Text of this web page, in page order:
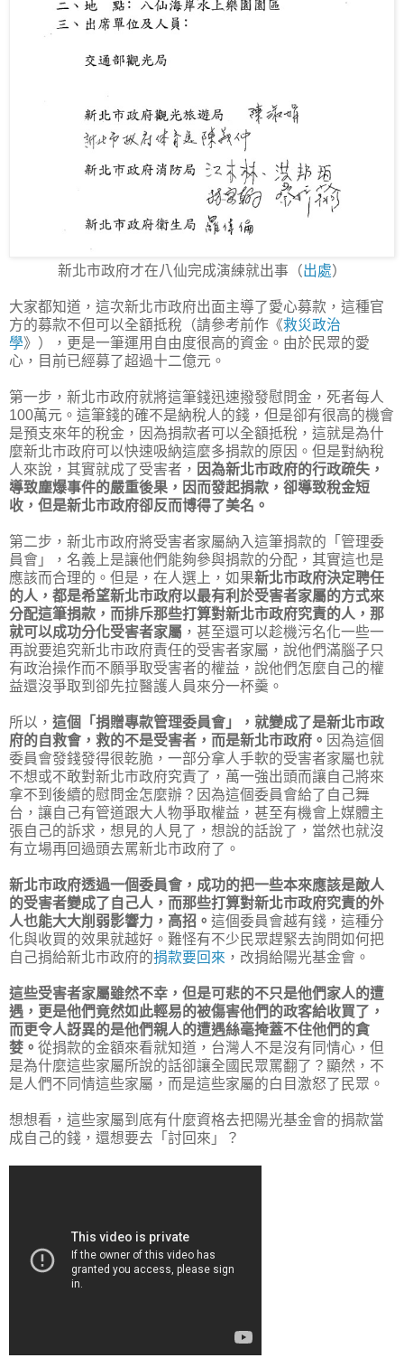
新北市政府才在八仙完成演練就出事（出處）
大家都知道，這次新北市政府出面主導了愛心募款，這種官
方的募款不但可以全額抵稅（請參考前作《救災政治
學》），更是一筆運用自由度很高的資金。由於民眾的愛
心，目前已經募了超過十二億元。
第一步，新北市政府就將這筆錢迅速撥發慰問金，死者每人
100萬元。這筆錢的確不是納稅人的錢，但是卻有很高的機會
是預支來年的稅金，因為捐款者可以全額抵稅，這就是為什
麼新北市政府可以快速吸納這麼多捐款的原因。但是對納稅
人來說，其實就成了受害者， 因為新北市政府的行政疏失，
導致塵爆事件的嚴重後果，因而發起捐款，卻導致稅金短
收，但是新北市政府卻反而博得了美名。
第二步，新北市政府將受害者家屬納入這筆捐款的「管理委
員會」，名義上是讓他們能夠參與捐款的分配，其實這也是
應該而合理的。但是，在人選上，如果新北市政府決定聘任
的人，都是希望新北市政府以最有利於受害者家屬的方式來
分配這筆捐款，而排斥那些打算對新北市政府究責的人，那
就可以成功分化受害者家屬 ，甚至還可以趁機污名化一些一
再說要追究新北市政府責任的受害者家屬，說他們滿腦子只
有政治操作而不願爭取受害者的權益，說他們怎麼自己的權
益還沒爭取到卻先拉醫護人員來分一杯羹。
所以， 這個「捐贈專款管理委員會」，就變成了是新北市政
府的自救會，救的不是受害者，而是新北市政府。 因為這個
委員會發錢發得很乾脆，一部分拿人手軟的受害者家屬也就
不想或不敢對新北市政府究責了，萬一強出頭而讓自己將來
拿不到後續的慰問金怎麼辦？因為這個委員會給了自己舞
台，讓自己有管道跟大人物爭取權益，甚至有機會上媒體主
張自己的訴求，想見的人見了，想說的話說了，當然也就沒
有立場再回過頭去罵新北市政府了。
新北市政府透過一個委員會，成功的把一些本來應該是敵人
的受害者變成了自己人，而那些打算對新北市政府究責的外
人也能大大削弱影響力，高招。 這個委員會越有錢，這種分
化與收買的效果就越好。難怪有不少民眾趕緊去詢問如何把
自己捐給新北市政府的捐款要回來 ，改捐給陽光基金會。
這些受害者家屬雖然不幸，但是可悲的不只是他們家人的遭
遇，更是他們竟然如此輕易的被傷害他們的政客給收買了，
而更令人訝異的是他們親人的遭遇絲毫掩蓋不住他們的貪
婪。 從捐款的金額來看就知道，台灣人不是沒有同情心，但
是為什麼這些家屬所說的話卻讓全國民眾罵翻了？顯然，不
是人們不同情這些家屬，而是這些家屬的白目激怒了民眾。
想想看，這些家屬到底有什麼資格去把陽光基金會的捐款當
成自己的錢，還想要去「討回來」？